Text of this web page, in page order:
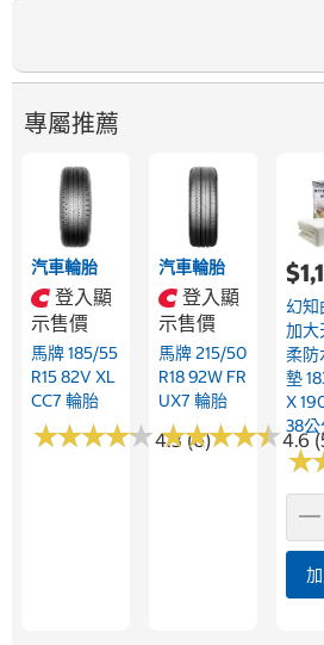
專屬推薦
汽車輪胎
登入顯
示售價
馬牌 185/55
R15 82V XL
CC7 輪胎
★★★★★
★★★★★4.3 (6)
汽車輪胎
登入顯
示售價
馬牌 215/50
R18 92W FR
UX7 輪胎
★★★★★
★★★★★4.6
幻知
加大
柔防
墊
X
38
★
★